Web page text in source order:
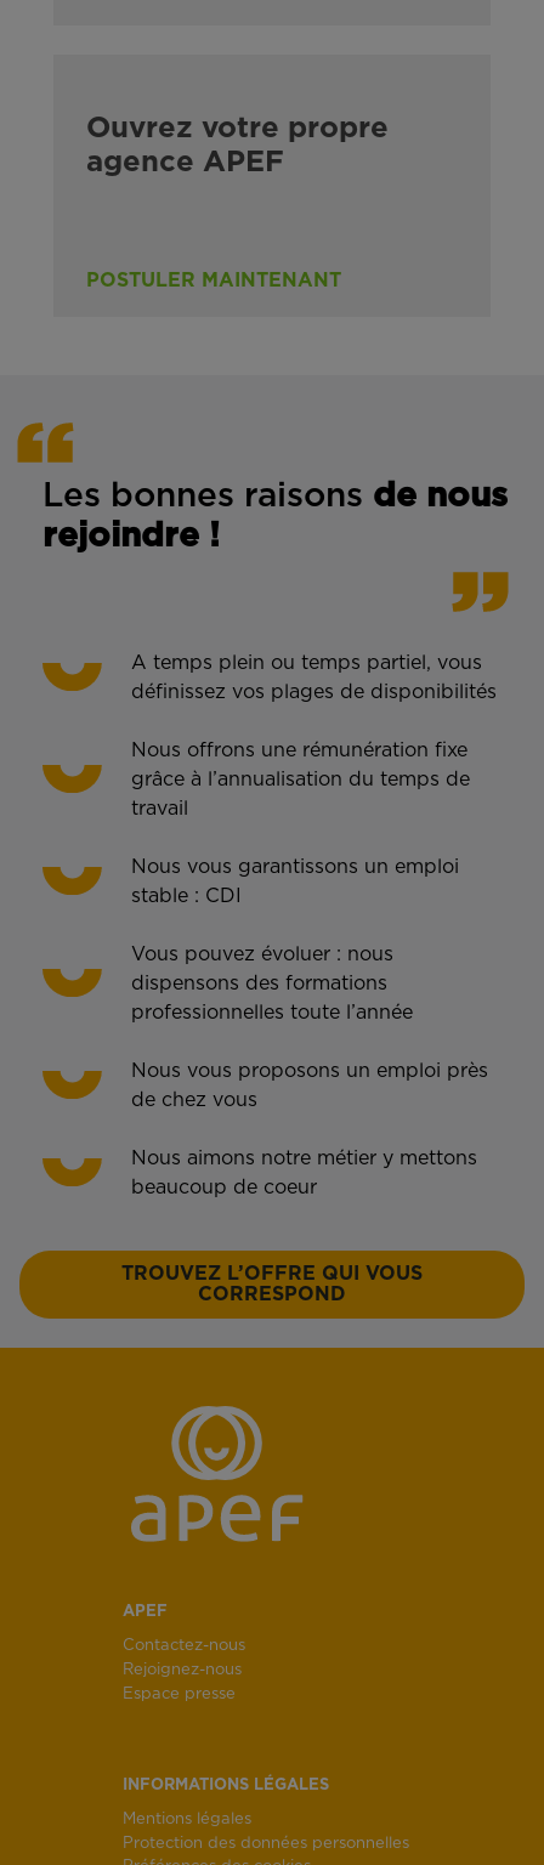
Ouvrez votre propre
agence APEF
POSTULER MAINTENANT
Les bonnes raisons de nous
rejoindre !
A temps plein ou temps partiel, vous
définissez vos plages de disponibilités
Nous offrons une rémunération fixe
grâce à l’annualisation du temps de
travail
Nous vous garantissons un emploi
stable : CDI
Vous pouvez évoluer : nous
dispensons des formations
professionnelles toute l’année
Nous vous proposons un emploi près
de chez vous
Nous aimons notre métier y mettons
beaucoup de coeur
TROUVEZ L’OFFRE QUI VOUS
CORRESPOND
APEF
Contactez-nous
Rejoignez-nous
Espace presse
INFORMATIONS LÉGALES
Mentions légales
Protection des données personnelles